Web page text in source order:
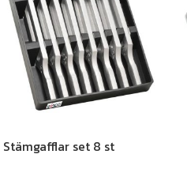
Stämgafflar set 8 st